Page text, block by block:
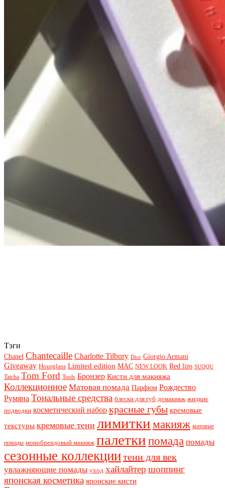
Тэги
Chanel Chantecaille Charlotte Tilbury Dior Giorgio Armani
Giveaway Hourglass Limited edition MAC NEW LOOK Red lips SUQQU
Tatcha Tom Ford Tools Бронзер Кисти для макияжа
Коллекционное Матовая помада Парфюм Рождество
Румяна Тональные средства блески для губ демакияж жидкие
подводки косметический набор красные губы кремовые
текстуры кремовые тени лимиткимакияж матовые
помады монобрендовый макияж палеткипомада помады
сезонные коллекциитени для век
увлажняющие помады уход хайлайтер шоппинг
японская косметика японские кисти